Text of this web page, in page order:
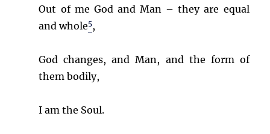
Out of me God and Man – they are equal
and whole5,
God changes, and Man, and the form of
them bodily,
I am the Soul.